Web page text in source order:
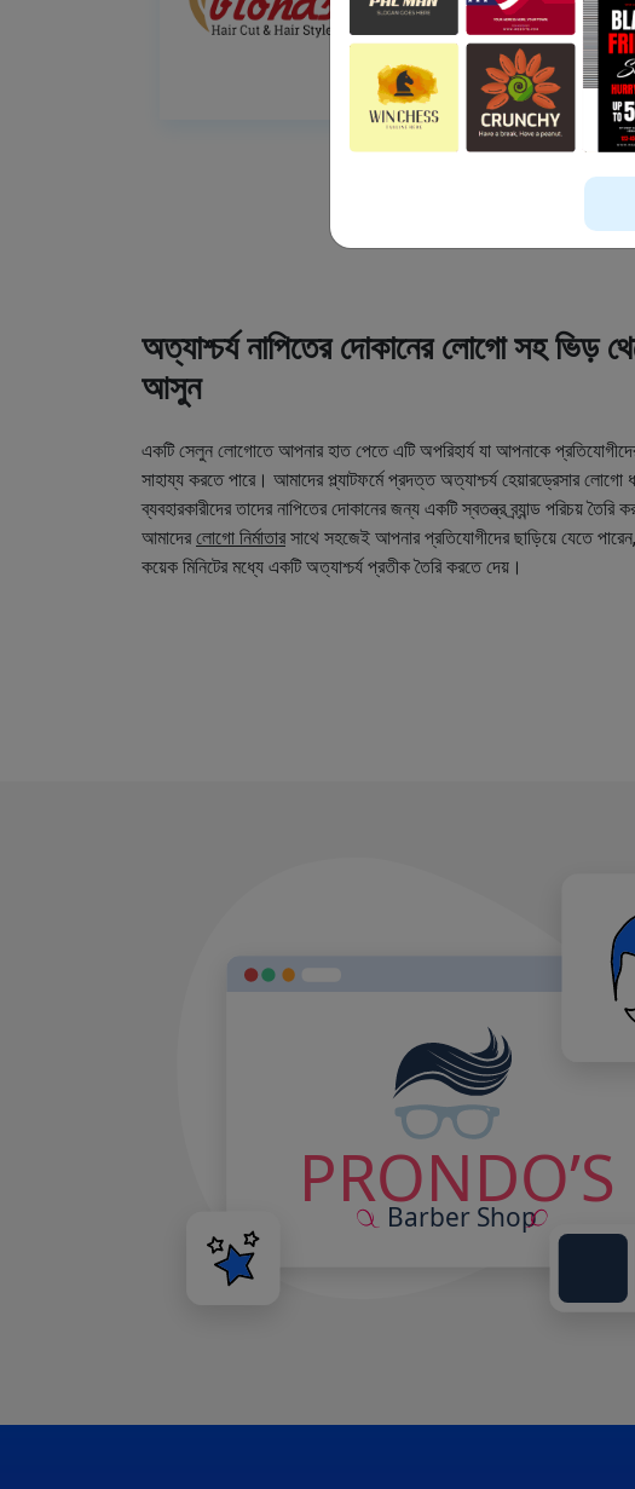
অত্যাশ্চর্য নাপিতের দোকানের লোগো সহ ভিড়
আসুন
একটি সেলুন লোগোতে আপনার হাত পেতে এটি অপরিহার্য যা আপনাকে
সাহায্য করতে পারে। আমাদের প্ল্যাটফর্মে প্রদত্ত অত্যাশ্চর্য হেয়ারড্রেসার লোগো
ব্যবহারকারীদের তাদের নাপিতের দোকানের জন্য একটি স্বতন্ত্র ব্র্যান্ড পরিচয়
আমাদেরলোগো নির্মাতারসাথে সহজেই আপনার প্রতিযোগীদের ছাড়িয়ে যেতে
কয়েক মিনিটের মধ্যে একটি অত্যাশ্চর্য প্রতীক তৈরি করতে দেয়।